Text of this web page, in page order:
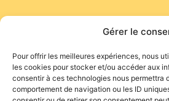
Gérer le
Pour offrir les meilleures expériences, nous
les cookies pour stocker et/ou accéder aux
consentir à ces technologies nous permettra
comportement de navigation ou les ID
Site de l'association